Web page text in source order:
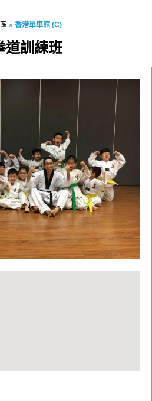
» 香港單車館 (C)
道訓練班